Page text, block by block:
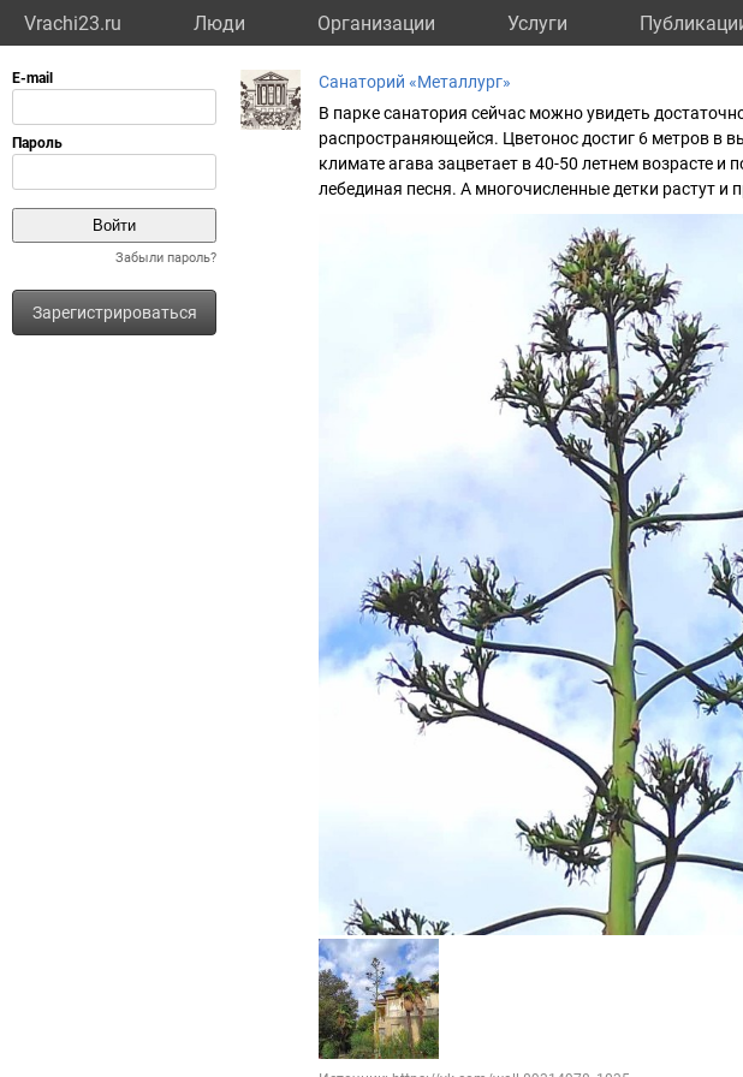
Vrachi23.ru Люди Организации Услуги
Забыли пароль?
Зарегистрироваться
Санаторий «Металлург»
В парке санатория сейчас можно увидеть
распространяющейся. Цветонос достиг 6 метров в
климате агава зацветает в 40-50 летнем возрасте и
лебединая песня. А многочисленные детки растут и